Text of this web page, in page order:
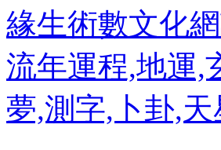
緣生術數文化
流年運程,地運,
夢,測字,卜卦,